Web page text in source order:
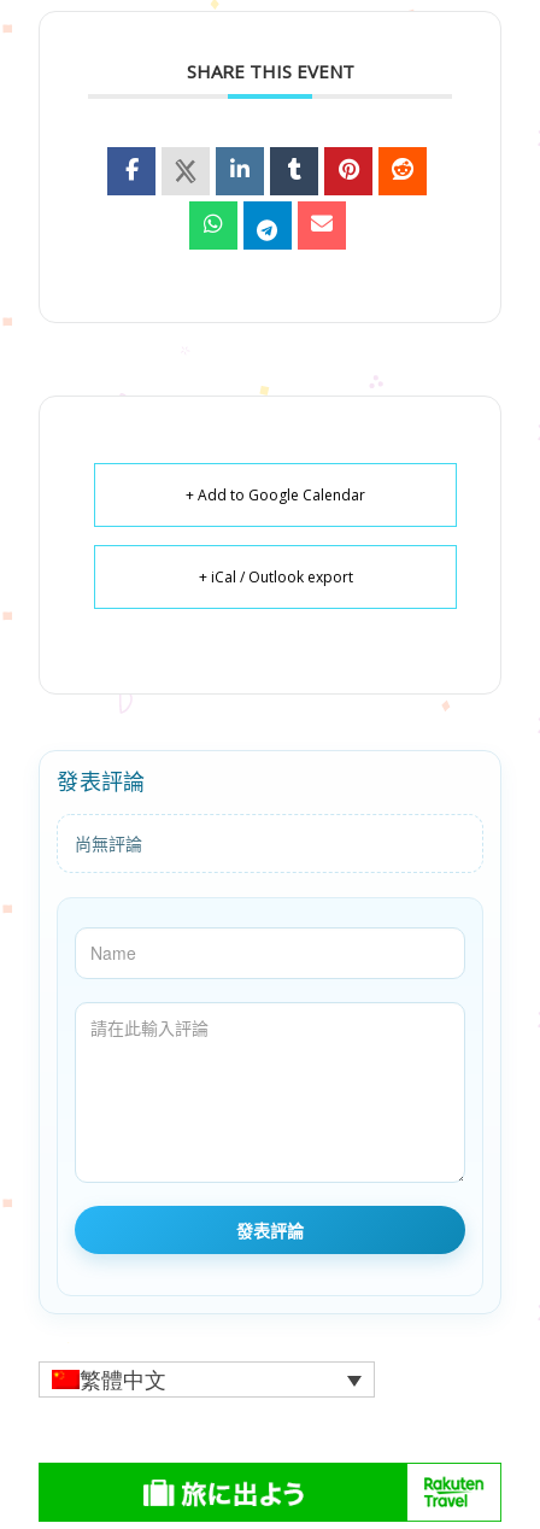
SHARE THIS EVENT
+ Add to Google Calendar
+ iCal / Outlook export
發表評論
尚無評論
繁體中文